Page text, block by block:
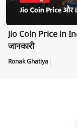
Jio Coin Price in
जानकारी
Ronak Ghatiya